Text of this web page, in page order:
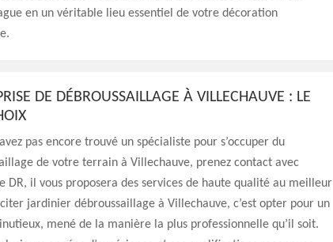
en un véritable lieu essentiel de votre décoration
DE DÉBROUSSAILLAGE À VILLECHAUVE : LE
pas encore trouvé un spécialiste pour s’occuper du
de votre terrain à Villechauve, prenez contact avec
DR, il vous proposera des services de haute qualité au meilleur
jardinier débroussaillage à Villechauve, c’est opter pour un
mené de la manière la plus professionnelle qu’il soit.